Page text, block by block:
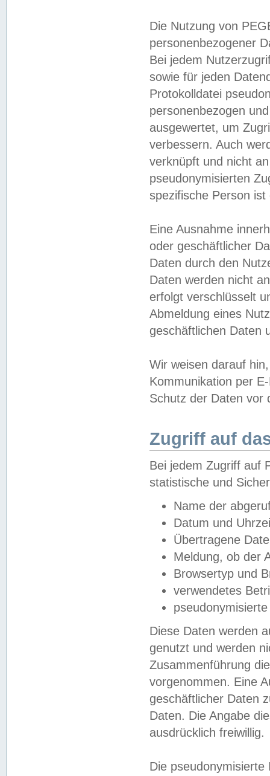
Die Nutzung von
personenbezogener
Bei jedem
sowie für jeden
Protokolldatei
personenbezogen
ausgewertet, um
verbessern. Auch
verknüpft und nicht
pseudonymisierten
spezifische Person
Eine Ausnahme
oder geschäftlicher
Daten durch den
Daten werden nicht
erfolgt verschlüsselt
Abmeldung eines
geschäftlichen Daten
Wir weisen darauf
Kommunikation per
Schutz der Daten vor
Zugriff auf
Bei jedem Zugriff auf
statistische und
Name der
Datum und
Übertragene
Meldung, ob der
Browsertyp und
verwendetes
Diese Daten werden
genutzt und werden
Zusammenführung
vorgenommen. Eine
geschäftlicher Daten
Daten. Die Angabe
ausdrücklich freiwillig.
Die